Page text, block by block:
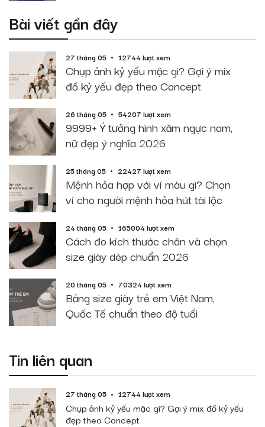
Bài viết gần đây
27 tháng 05 12744 lượt xem
Chụp ảnh kỷ yếu mặc gì? Gợi ý mix
đồ kỷ yếu đẹp theo Concept
26 tháng 05 54207 lượt xem
9999+ Ý tưởng hình xăm ngực nam,
nữ đẹp ý nghĩa 2026
25 tháng 05 22427 lượt xem
Mệnh hỏa hợp với ví màu gì? Chọn
ví cho người mệnh hỏa hút tài lộc
24 tháng 05 165004 lượt xem
Cách đo kích thước chân và chọn
size giày dép chuẩn 2026
20 tháng 05 70324 lượt xem
Bảng size giày trẻ em Việt Nam,
Quốc Tế chuẩn theo độ tuổi
Tin liên quan
27 tháng 05 12744 lượt xem
Chụp ảnh kỷ yếu mặc gì? Gợi ý mix đồ kỷ yếu
đẹp theo Concept